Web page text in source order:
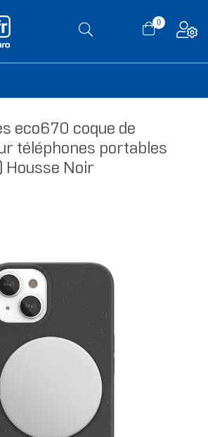
0
eco670 coque de
téléphones portables
Housse Noir